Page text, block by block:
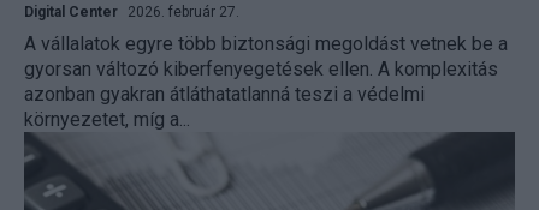
Digital Center 2026. február 27.
A vállalatok egyre több biztonsági megoldást vetnek be a
gyorsan változó kiberfenyegetések ellen. A komplexitás
azonban gyakran átláthatatlanná teszi a védelmi
környezetet, míg a...